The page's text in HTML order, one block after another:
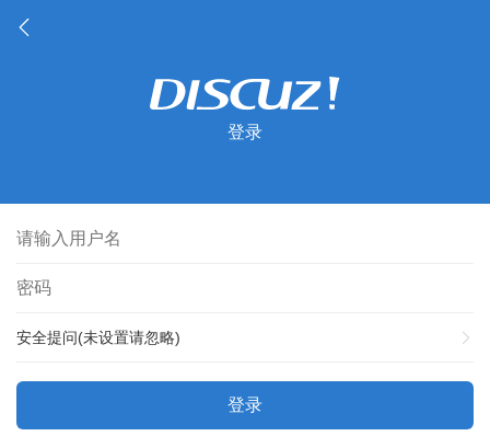
登录
安全提问(未设置请忽略)
登录